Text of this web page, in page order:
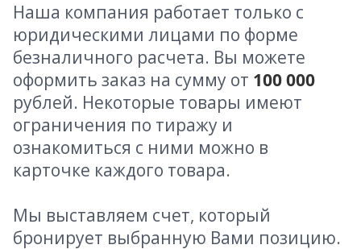
Наша компания работает только с
юридическими лицами по форме
безналичного расчета. Вы можете
оформить заказ на сумму от 100 000
рублей. Некоторые товары имеют
ограничения по тиражу и
ознакомиться с ними можно в
карточке каждого товара.
Мы выставляем счет, который
бронирует выбранную Вами позицию.